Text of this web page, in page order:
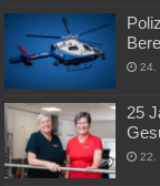
24.
25
22.